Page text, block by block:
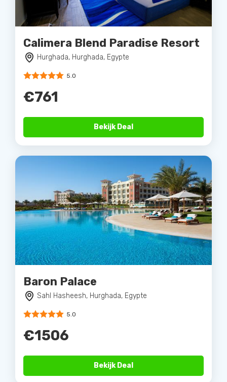
Calimera Blend Paradise Resort
Hurghada, Hurghada, Egypte
5.0
€761
Bekijk Deal
Baron Palace
Sahl Hasheesh, Hurghada, Egypte
5.0
€1506
Bekijk Deal